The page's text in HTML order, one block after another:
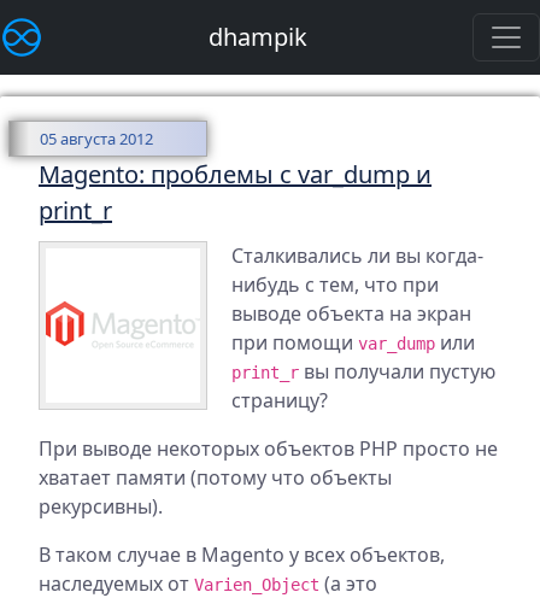
dhampik
05 августа 2012
Magento: проблемы с var_dump и
print_r
Сталкивались ли вы когда-
нибудь с тем, что при
выводе объекта на экран
при помощи var_dump или
print_r вы получали пустую
страницу?
При выводе некоторых объектов PHP просто не
хватает памяти (потому что объекты
рекурсивны).
В таком случае в Magento у всех объектов,
наследуемых от Varien_Object (а это